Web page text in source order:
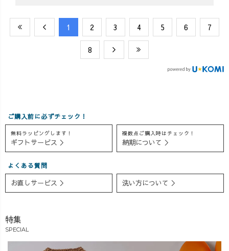
​1 ​2 ​3 ​4 ​5 ​6 ​7
​8
ご購入前に必ずチェック！
無料ラッピングします！
ギフトサービス ＞
複数点ご購入時はチェック！
納期について ＞
よくある質問
お直しサービス ＞ 洗い方について ＞
特集
SPECIAL